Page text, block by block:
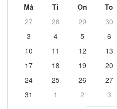
Må
Ti On To
27
28 29 30
3
4 5 6
10
11 12 13
17
18 19 20
24
25 26 27
31
1 2 3